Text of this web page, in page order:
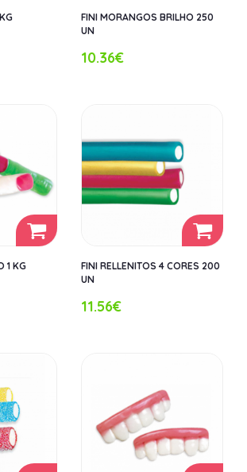
FINI MORANGOS BRILHO 250
UN
10.36€
1 KG
FINI RELLENITOS 4 CORES 200
UN
11.56€